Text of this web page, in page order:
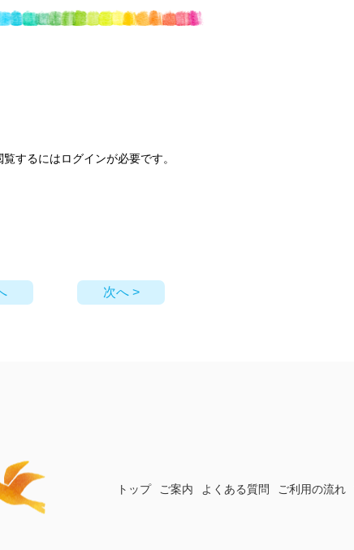
するにはログインが必要です。
次へ >
トップ ご案内 よくある質問 ご利用の流れ